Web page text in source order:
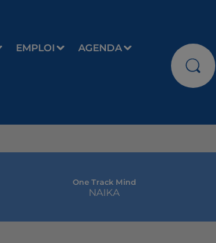
EMPLOI AGENDA
One Track Mind
NAIKA